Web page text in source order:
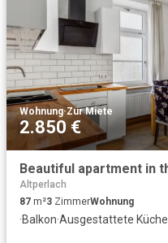
Wohnung·Zur Miete
2.850 €
Altperlach
87 m²3 ZimmerWohnung
·Balkon·Ausgestattete Küche